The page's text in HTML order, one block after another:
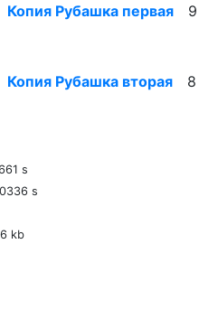
Копия Рубашка первая
Копия Рубашка вторая
s
s
kb